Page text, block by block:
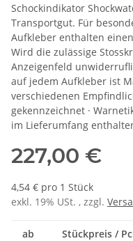
Schockindikator
Transportgut. Für
Aufkleber enthalten
Wird die zulässige
Anzeigenfeld
auf jedem Aufkleber ist
verschiedenen
gekennzeichnet ·
im Lieferumfang
227,00 €
4,54 € pro 1 Stück
exkl. 19% USt. , zzgl.
ab Stückpreis /